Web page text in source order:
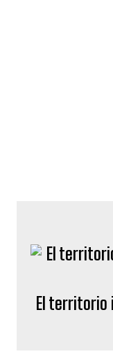
El territorio